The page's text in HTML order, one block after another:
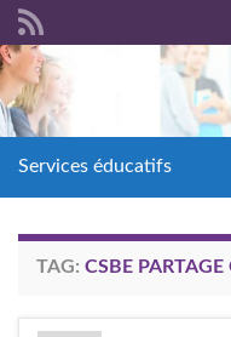
Services éducatifs
TAG: CSBE PARTAGE